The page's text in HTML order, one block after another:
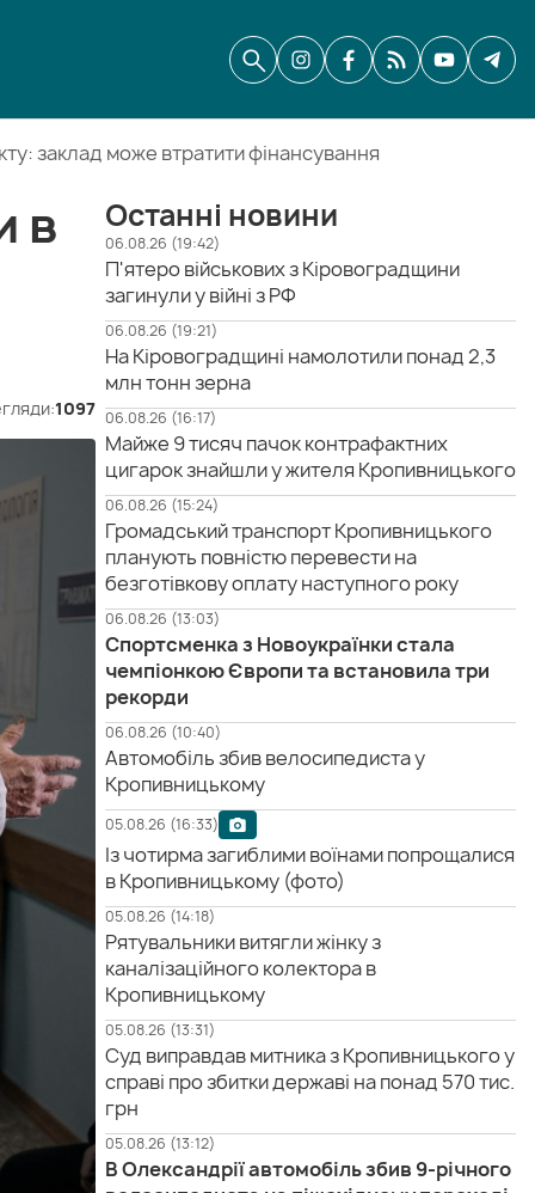
заклад може втратити фінансування
в
1097
Останні новини
06.08.26 (19:42)
П'ятеро військових з Кіровоградщини
загинули у війні з РФ
06.08.26 (19:21)
На Кіровоградщині намолотили понад 2,3
млн тонн зерна
06.08.26 (16:17)
Майже 9 тисяч пачок контрафактних
цигарок знайшли у жителя Кропивницького
06.08.26 (15:24)
Громадський транспорт Кропивницького
планують повністю перевести на
безготівкову оплату наступного року
06.08.26 (13:03)
Спортсменка з Новоукраїнки стала
чемпіонкою Європи та встановила три
рекорди
06.08.26 (10:40)
Автомобіль збив велосипедиста у
Кропивницькому
05.08.26 (16:33)
Із чотирма загиблими воїнами попрощалися
в Кропивницькому (фото)
05.08.26 (14:18)
Рятувальники витягли жінку з
каналізаційного колектора в
Кропивницькому
05.08.26 (13:31)
Суд виправдав митника з Кропивницького у
справі про збитки державі на понад 570 тис.
грн
05.08.26 (13:12)
В Олександрії автомобіль збив 9-річного